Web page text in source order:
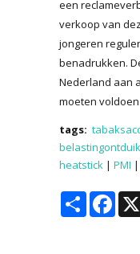
een
verkoop van
jongeren
benadrukken.
Nederland aan
moeten
tags:
heatstick | PMI |
Share